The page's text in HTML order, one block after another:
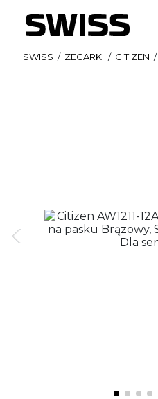
SWISS / ZEGARKI / CITIZEN /